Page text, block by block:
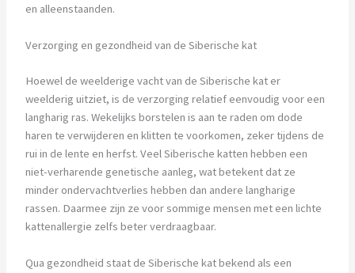
en alleenstaanden.
Verzorging en gezondheid van de Siberische kat
Hoewel de weelderige vacht van de Siberische kat er
weelderig uitziet, is de verzorging relatief eenvoudig voor een
langharig ras. Wekelijks borstelen is aan te raden om dode
haren te verwijderen en klitten te voorkomen, zeker tijdens de
rui in de lente en herfst. Veel Siberische katten hebben een
niet-verharende genetische aanleg, wat betekent dat ze
minder ondervachtverlies hebben dan andere langharige
rassen. Daarmee zijn ze voor sommige mensen met een lichte
kattenallergie zelfs beter verdraagbaar.
Qua gezondheid staat de Siberische kat bekend als een